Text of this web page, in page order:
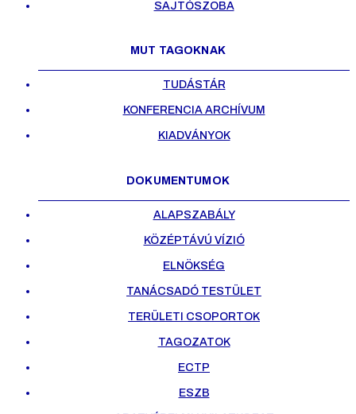
SAJTÓSZOBA
MUT TAGOKNAK
TUDÁSTÁR
KONFERENCIA ARCHÍVUM
KIADVÁNYOK
DOKUMENTUMOK
ALAPSZABÁLY
KÖZÉPTÁVÚ VÍZIÓ
ELNÖKSÉG
TANÁCSADÓ TESTÜLET
TERÜLETI CSOPORTOK
TAGOZATOK
ECTP
ESZB